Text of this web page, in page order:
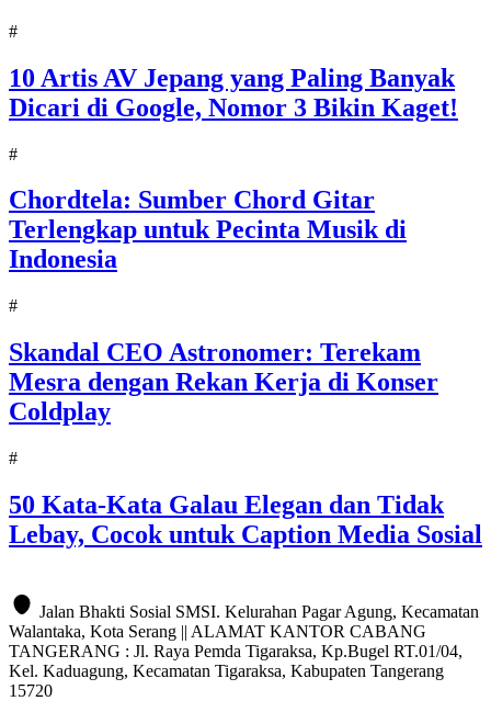
#
10 Artis AV Jepang yang Paling Banyak
Dicari di Google, Nomor 3 Bikin Kaget!
#
Chordtela: Sumber Chord Gitar
Terlengkap untuk Pecinta Musik di
Indonesia
#
Skandal CEO Astronomer: Terekam
Mesra dengan Rekan Kerja di Konser
Coldplay
#
50 Kata-Kata Galau Elegan dan Tidak
Lebay, Cocok untuk Caption Media Sosial
Jalan Bhakti Sosial SMSI. Kelurahan Pagar Agung, Kecamatan
Walantaka, Kota Serang || ALAMAT KANTOR CABANG
TANGERANG : Jl. Raya Pemda Tigaraksa, Kp.Bugel RT.01/04,
Kel. Kaduagung, Kecamatan Tigaraksa, Kabupaten Tangerang
15720